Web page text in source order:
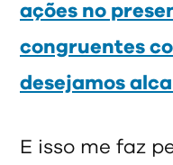
ações no
congruentes
desejamos
E isso me faz